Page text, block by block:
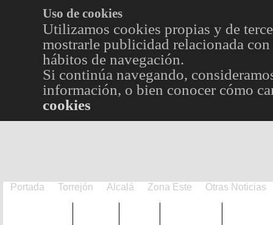
Uso de cookies
Utilizamos cookies propias y de
mostrarle publicidad relacionada
hábitos de navegación.
Si continúa navegando,
información, o bien conocer cómo
cookies
Portada Torrejón Alcalá Zona Este Otras Noticias